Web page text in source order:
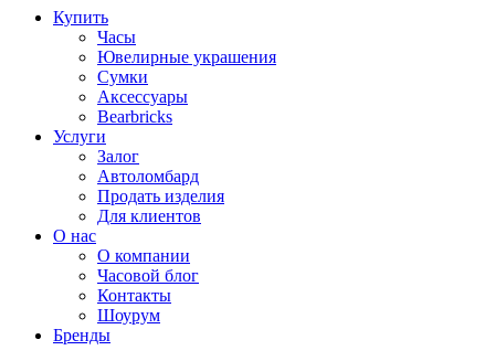
Купить
Часы
Ювелирные украшения
Сумки
Аксессуары
Bearbricks
Услуги
Залог
Автоломбард
Продать изделия
Для клиентов
О нас
О компании
Часовой блог
Контакты
Шоурум
Бренды